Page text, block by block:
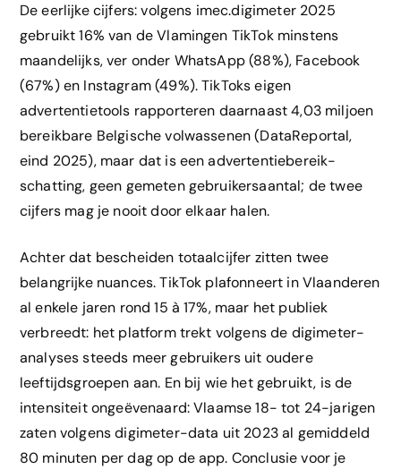
De eerlijke cijfers: volgens imec.digimeter 2025
gebruikt 16% van de Vlamingen TikTok minstens
maandelijks, ver onder WhatsApp (88%), Facebook
(67%) en Instagram (49%). TikToks eigen
advertentietools rapporteren daarnaast 4,03 miljoen
bereikbare Belgische volwassenen (DataReportal,
eind 2025), maar dat is een advertentiebereik-
schatting, geen gemeten gebruikersaantal; de twee
cijfers mag je nooit door elkaar halen.
Achter dat bescheiden totaalcijfer zitten twee
belangrijke nuances. TikTok plafonneert in Vlaanderen
al enkele jaren rond 15 à 17%, maar het publiek
verbreedt: het platform trekt volgens de digimeter-
analyses steeds meer gebruikers uit oudere
leeftijdsgroepen aan. En bij wie het gebruikt, is de
intensiteit ongeëvenaard: Vlaamse 18- tot 24-jarigen
zaten volgens digimeter-data uit 2023 al gemiddeld
80 minuten per dag op de app. Conclusie voor je